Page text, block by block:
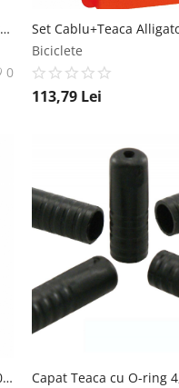
Schimbator Spate Shimano Tourney, 6 7 Viteze, Prindere Directa Shimano
0
Biciclete
113,79 Lei
Cablu Schimbator Alligator L-2000mm A 1,2 Otel Inoxidabil Alligator